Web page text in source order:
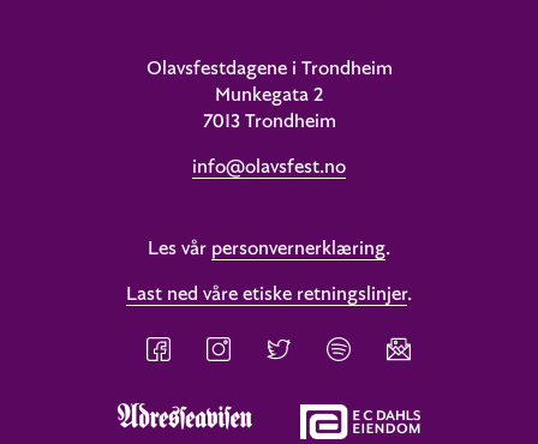
Olavsfestdagene i Trondheim
Munkegata 2
7013 Trondheim
info@olavsfest.no
Les vår personvernerklæring.
Last ned våre etiske retningslinjer.